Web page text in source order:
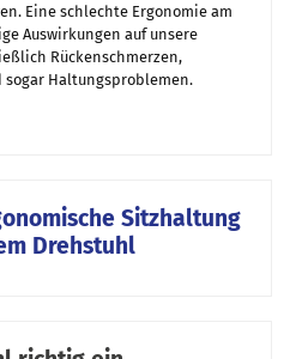
Eine schlechte Ergonomie am
Auswirkungen auf unsere
Rückenschmerzen,
sogar Haltungsproblemen.
Sitzhaltung
Drehstuhl